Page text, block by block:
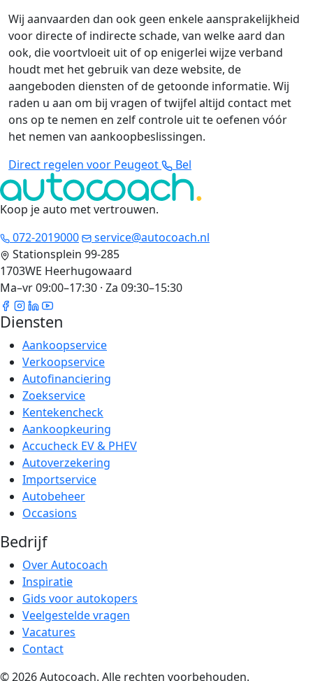
Wij aanvaarden dan ook geen enkele aansprakelijkheid
voor directe of indirecte schade, van welke aard dan
ook, die voortvloeit uit of op enigerlei wijze verband
houdt met het gebruik van deze website, de
aangeboden diensten of de getoonde informatie. Wij
raden u aan om bij vragen of twijfel altijd contact met
ons op te nemen en zelf controle uit te oefenen vóór
het nemen van aankoopbeslissingen.
Direct regelen voor Peugeot
Bel
Koop je auto met vertrouwen.
072-2019000
service@autocoach.nl
Stationsplein 99-285
1703WE Heerhugowaard
Ma–vr 09:00–17:30 · Za 09:30–15:30
Diensten
Aankoopservice
Verkoopservice
Autofinanciering
Zoekservice
Kentekencheck
Aankoopkeuring
Accucheck EV & PHEV
Autoverzekering
Importservice
Autobeheer
Occasions
Bedrijf
Over Autocoach
Inspiratie
Gids voor autokopers
Veelgestelde vragen
Vacatures
Contact
© 2026 Autocoach. Alle rechten voorbehouden.